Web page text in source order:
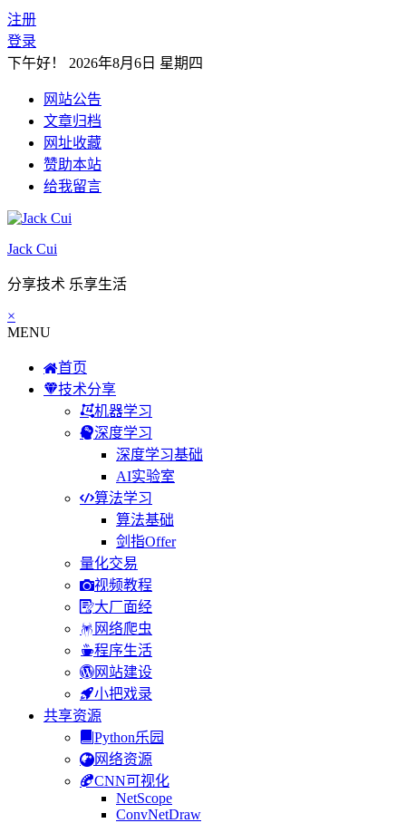
注册
登录
下午好！ 2026年8月6日 星期四
网站公告
文章归档
网址收藏
赞助本站
给我留言
Jack Cui
分享技术 乐享生活
×
MENU
首页
技术分享
机器学习
深度学习
深度学习基础
AI实验室
算法学习
算法基础
剑指Offer
量化交易
视频教程
大厂面经
网络爬虫
程序生活
网站建设
小把戏录
共享资源
Python乐园
网络资源
CNN可视化
NetScope
ConvNetDraw